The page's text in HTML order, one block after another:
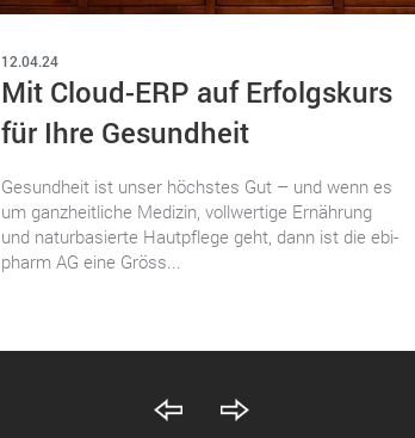
12.04.24
Mit Cloud-ERP auf Erfolgskurs
für Ihre Gesundheit
Gesundheit ist unser höchstes Gut – und wenn es
um ganzheitliche Medizin, vollwertige Ernährung
und naturbasierte Hautpflege geht, dann ist die ebi-
pharm AG eine Gröss...